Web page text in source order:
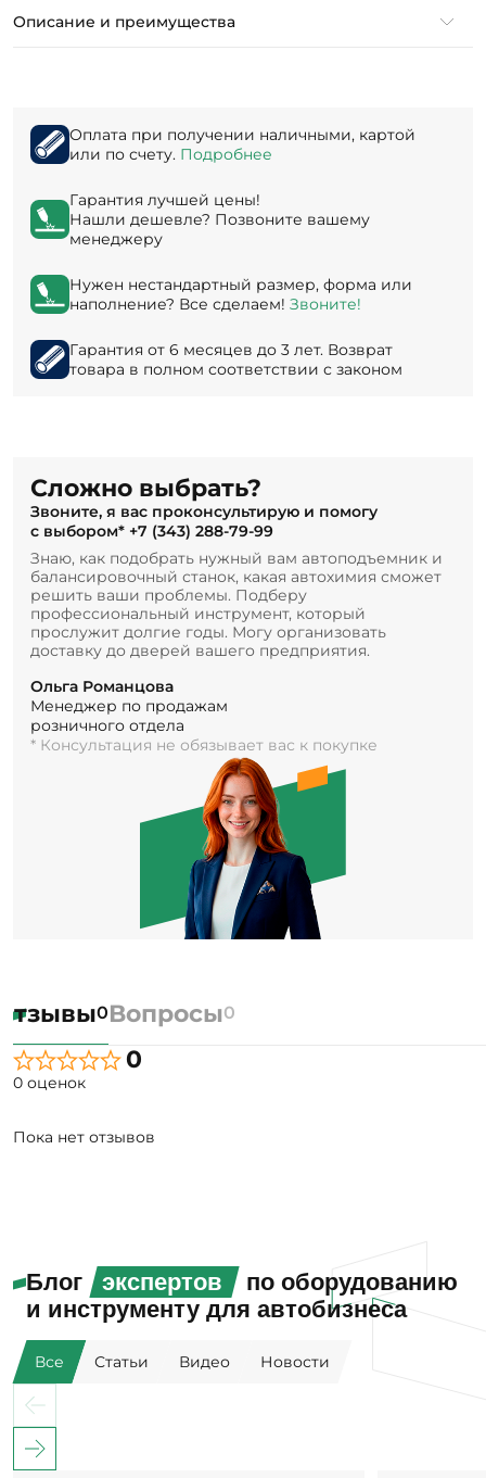
Описание и преимущества
Оплата при получении наличными, картой
или по счету. Подробнее
Гарантия лучшей цены!
Нашли дешевле? Позвоните вашему
менеджеру
Нужен нестандартный размер, форма или
наполнение? Все сделаем! Звоните!
Гарантия от 6 месяцев до 3 лет. Возврат
товара в полном соответствии с законом
Сложно выбрать?
Звоните, я вас проконсультирую и помогу
с выбором* +7 (343) 288-79-99
Знаю, как подобрать нужный вам автоподъемник и
балансировочный станок, какая автохимия сможет
решить ваши проблемы. Подберу
профессиональный инструмент, который
прослужит долгие годы. Могу организовать
доставку до дверей вашего предприятия.
Ольга Романцова
Менеджер по продажам
розничного отдела
* Консультация не обязывает вас к покупке
0Вопросы0
0
0 оценок
Пока нет отзывов
Блог экспертов
по оборудованию
и инструменту для автобизнеса
Все Статьи Видео Новости